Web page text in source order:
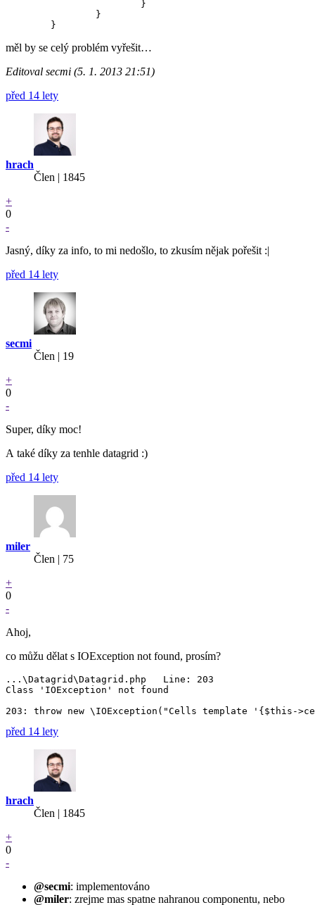
měl by se celý problém vyřešit…
Editoval secmi (5. 1. 2013 21:51)
před 14 lety
hrach
Člen | 1845
+
0
-
Jasný, díky za info, to mi nedošlo, to zkusím nějak pořešit :|
před 14 lety
secmi
Člen | 19
+
0
-
Super, díky moc!
A také díky za tenhle datagrid :)
před 14 lety
miler
Člen | 75
+
0
-
Ahoj,
co můžu dělat s IOException not found, prosím?
...\Datagrid\Datagrid.php   Line: 203
Class 'IOException' not found
před 14 lety
hrach
Člen | 1845
+
0
-
@secmi: implementováno
@miler: zrejme mas spatne nahranou componentu, nebo